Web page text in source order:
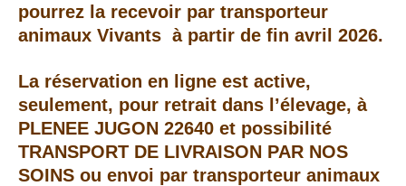
pourrez la recevoir par transporteur
animaux Vivants à partir de fin avril 2026.
La réservation en ligne est active,
seulement, pour retrait dans l’élevage, à
PLENEE JUGON 22640 et possibilité
TRANSPORT DE LIVRAISON PAR NOS
SOINS ou envoi par transporteur animaux